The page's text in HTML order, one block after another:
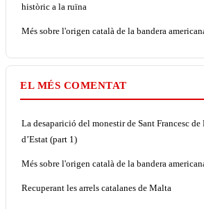
històric a la ruïna
Més sobre l'origen català de la bandera
EL MÉS COMENTAT
La desaparició del monestir de Sant Francesc de
d’Estat (part 1)
Més sobre l'origen català de la bandera
Recuperant les arrels catalanes de Malta